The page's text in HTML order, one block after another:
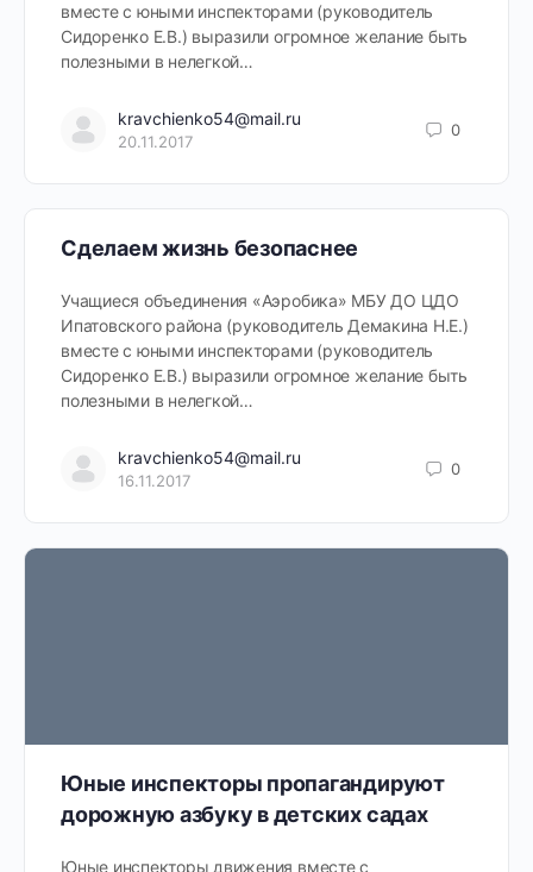
вместе с юными инспекторами (руководитель
Сидоренко Е.В.) выразили огромное желание быть
полезными в нелегкой…
kravchienko54@mail.ru
20.11.2017
0
Сделаем жизнь безопаснее
Учащиеся объединения «Аэробика» МБУ ДО ЦДО
Ипатовского района (руководитель Демакина Н.Е.)
вместе с юными инспекторами (руководитель
Сидоренко Е.В.) выразили огромное желание быть
полезными в нелегкой…
kravchienko54@mail.ru
16.11.2017
0
Юные инспекторы пропагандируют
дорожную азбуку в детских садах
Юные инспекторы движения вместе с